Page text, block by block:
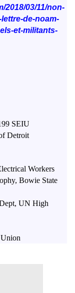
2018/03/11/non-
de-noam-
et-militants-
SEIU
Detroit
Workers
Bowie State
UN High